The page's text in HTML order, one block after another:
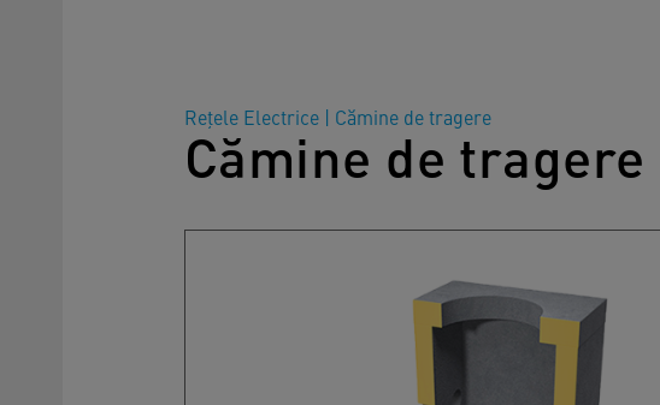
Rețele Electrice | Cămine de tragere
Cămine de tragere